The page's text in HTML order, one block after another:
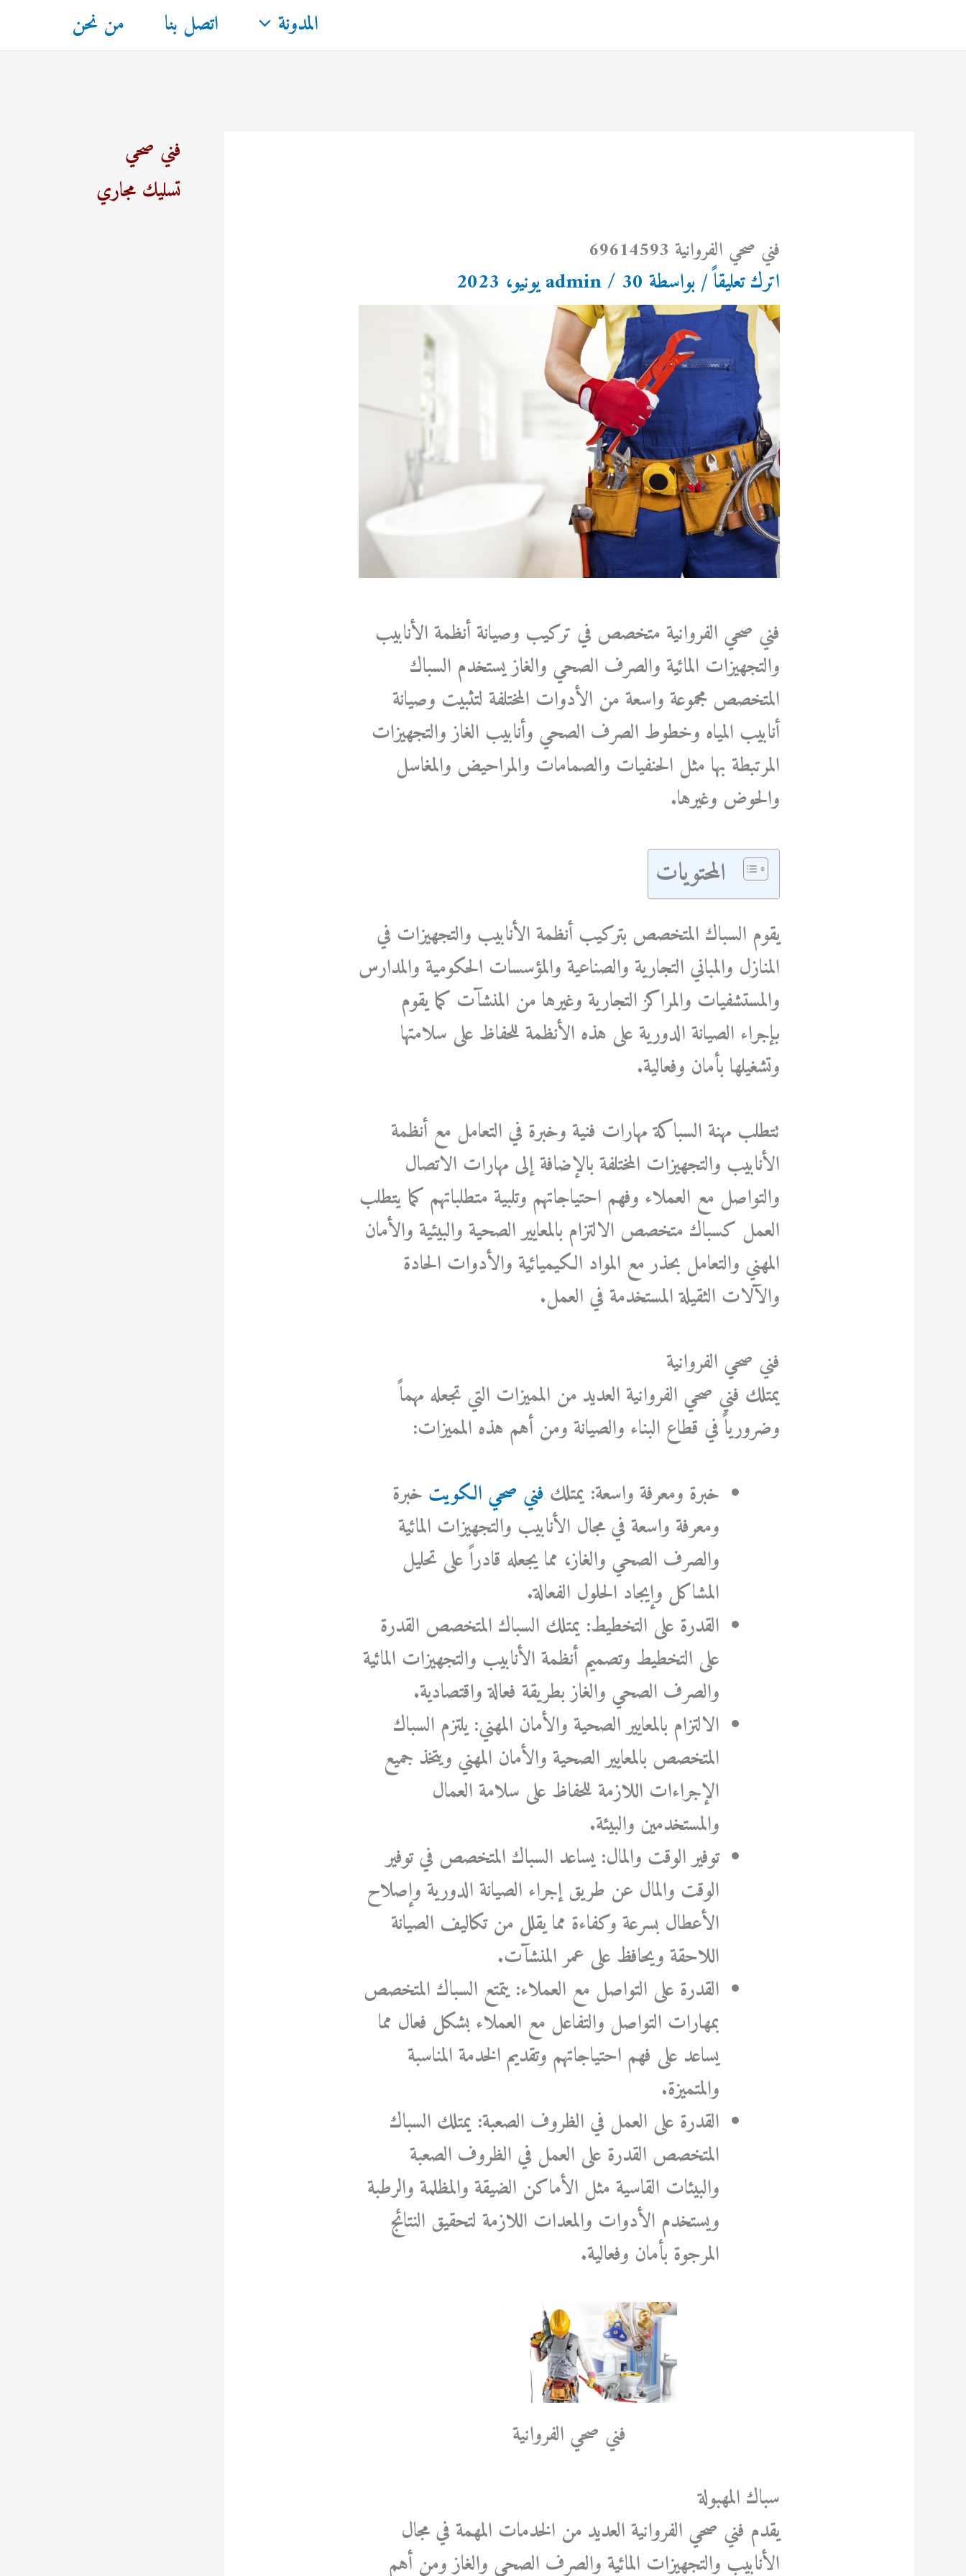
إلى
المدونة اتصل بنا من نحن
فني صحي الفروانية 69614593
اترك تعليقاً/ بواسطة admin/ 30 يونيو، 2023
فني صحي الفروانية متخصص في تركيب وصيانة أنظمة الأنابيب
والتجهيزات المائية والصرف الصحي والغاز يستخدم السباك
المتخصص مجموعة واسعة من الأدوات المختلفة لتثبيت وصيانة
أنابيب المياه وخطوط الصرف الصحي وأنابيب الغاز والتجهيزات
المرتبطة بها مثل الحنفيات والصمامات والمراحيض والمغاسل
والحوض وغيرها.
المحتويات
يقوم السباك المتخصص بتركيب أنظمة الأنابيب والتجهيزات في
المنازل والمباني التجارية والصناعية والمؤسسات الحكومية والمدارس
والمستشفيات والمراكز التجارية وغيرها من المنشآت كما يقوم
بإجراء الصيانة الدورية على هذه الأنظمة للحفاظ على سلامتها
وتشغيلها بأمان وفعالية.
تتطلب مهنة السباكة مهارات فنية وخبرة في التعامل مع أنظمة
الأنابيب والتجهيزات المختلفة بالإضافة إلى مهارات الاتصال
والتواصل مع العملاء وفهم احتياجاتهم وتلبية متطلباتهم كما يتطلب
العمل كسباك متخصص الالتزام بالمعايير الصحية والبيئية والأمان
المهني والتعامل بحذر مع المواد الكيميائية والأدوات الحادة
والآلات الثقيلة المستخدمة في العمل.
فني صحي الفروانية
يمتلك فني صحي الفروانية العديد من المميزات التي تجعله مهماً
وضرورياً في قطاع البناء والصيانة ومن أهم هذه المميزات:
خبرة ومعرفة واسعة: يمتلك فني صحي الكويت خبرة
ومعرفة واسعة في مجال الأنابيب والتجهيزات المائية
والصرف الصحي والغاز، مما يجعله قادراً على تحليل
المشاكل وإيجاد الحلول الفعالة.
القدرة على التخطيط: يمتلك السباك المتخصص القدرة
على التخطيط وتصميم أنظمة الأنابيب والتجهيزات المائية
والصرف الصحي والغاز بطريقة فعالة واقتصادية.
الالتزام بالمعايير الصحية والأمان المهني: يلتزم السباك
المتخصص بالمعايير الصحية والأمان المهني ويتخذ جميع
الإجراءات اللازمة للحفاظ على سلامة العمال
والمستخدمين والبيئة.
توفير الوقت والمال: يساعد السباك المتخصص في توفير
الوقت والمال عن طريق إجراء الصيانة الدورية وإصلاح
الأعطال بسرعة وكفاءة مما يقلل من تكاليف الصيانة
اللاحقة ويحافظ على عمر المنشآت.
القدرة على التواصل مع العملاء: يتمتع السباك المتخصص
بمهارات التواصل والتفاعل مع العملاء بشكل فعال مما
يساعد على فهم احتياجاتهم وتقديم الخدمة المناسبة
والمتميزة.
القدرة على العمل في الظروف الصعبة: يمتلك السباك
المتخصص القدرة على العمل في الظروف الصعبة
والبيئات القاسية مثل الأماكن الضيقة والمظلمة والرطبة
ويستخدم الأدوات والمعدات اللازمة لتحقيق النتائج
المرجوة بأمان وفعالية.
فني صحي الفروانية
سباك المهبولة
يقدم فني صحي الفروانية العديد من الخدمات المهمة في مجال
الأنابيب والتجهيزات المائية والصرف الصحي والغاز ومن أهم
فني صحي
تسليك مجاري